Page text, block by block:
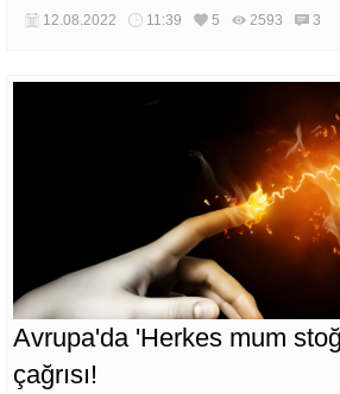
12.08.2022 11:39 5 2593 3
Avrupa'da 'Herkes mum
çağrısı!